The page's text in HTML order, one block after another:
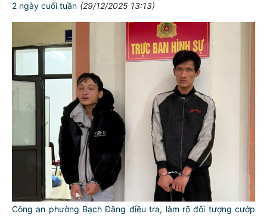
2 ngày cuối tuần (29/12/2025 13:13)
Công an phường Bạch Đằng điều tra, làm rõ đối tượng cướp